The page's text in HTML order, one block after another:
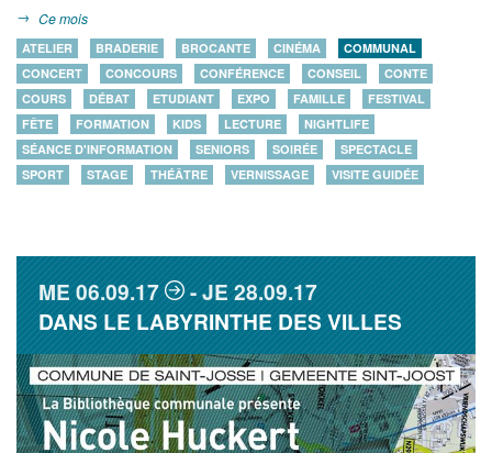
Ce mois
ATELIER BRADERIE BROCANTE CINÉMA
COMMUNAL
CONCERT
CONCOURS CONFÉRENCE CONSEIL
CONTE
COURS
DÉBAT ETUDIANT EXPO FAMILLE
FESTIVAL
FÊTE
FORMATION KIDS LECTURE
NIGHTLIFE
SÉANCE D'INFORMATION
SENIORS SOIRÉE
SPECTACLE
SPORT
STAGE THÉÂTRE VERNISSAGE VISITE GUIDÉE
ME06.09.17 JE28.09.17
DANS LE LABYRINTHE DES VILLES